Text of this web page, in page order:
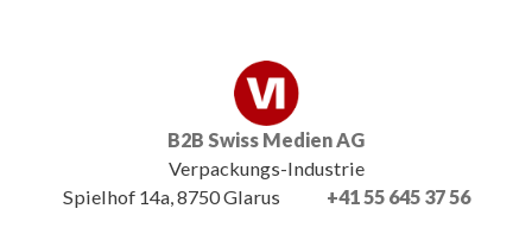
B2B Swiss Medien AG
Verpackungs-Industrie
Spielhof 14a, 8750 Glarus
+41 55 645 37 56